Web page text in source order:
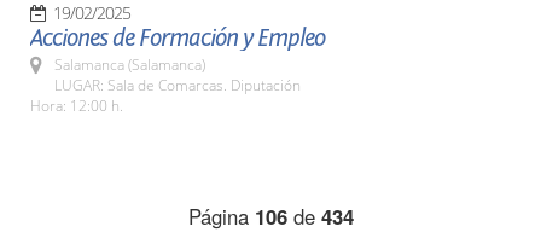
19/02/2025
Acciones de Formación y Empleo
Salamanca (Salamanca)
LUGAR: Sala de Comarcas. Diputación
Hora: 12:00 h.
Página 106de 434